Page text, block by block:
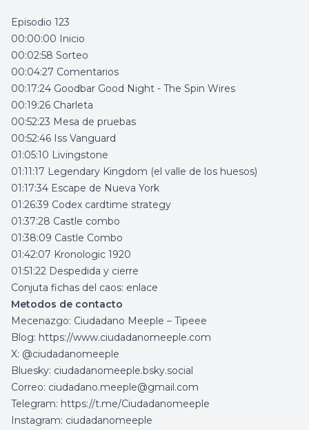
Episodio 123
00:00:00 Inicio
00:02:58 Sorteo
00:04:27 Comentarios
00:17:24 Goodbar Good Night - The Spin Wires
00:19:26 Charleta
00:52:23 Mesa de pruebas
00:52:46 Iss Vanguard
01:05:10 Livingstone
01:11:17 Legendary Kingdom (el valle de los huesos)
01:17:34 Escape de Nueva York
01:26:39 Codex cardtime strategy
01:37:28 Castle combo
01:38:09 Castle Combo
01:42:07 Kronologic 1920
01:51:22 Despedida y cierre
Conjuta fichas del caos: enlace
Metodos de contacto
Mecenazgo: Ciudadano Meeple – Tipeee
Blog: https://www.ciudadanomeeple.com
X: @ciudadanomeeple
Bluesky: ciudadanomeeple.bsky.social
Correo: ciudadano.meeple@gmail.com
Telegram: https://t.me/Ciudadanomeeple
Instagram: ciudadanomeeple